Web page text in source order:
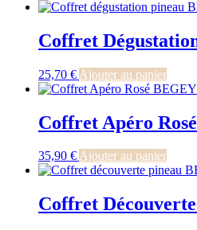
Coffret
25,70 € Ajouter au panier
Coffret Apéro Rosé
35,90 €Ajouter au panier
Coffret